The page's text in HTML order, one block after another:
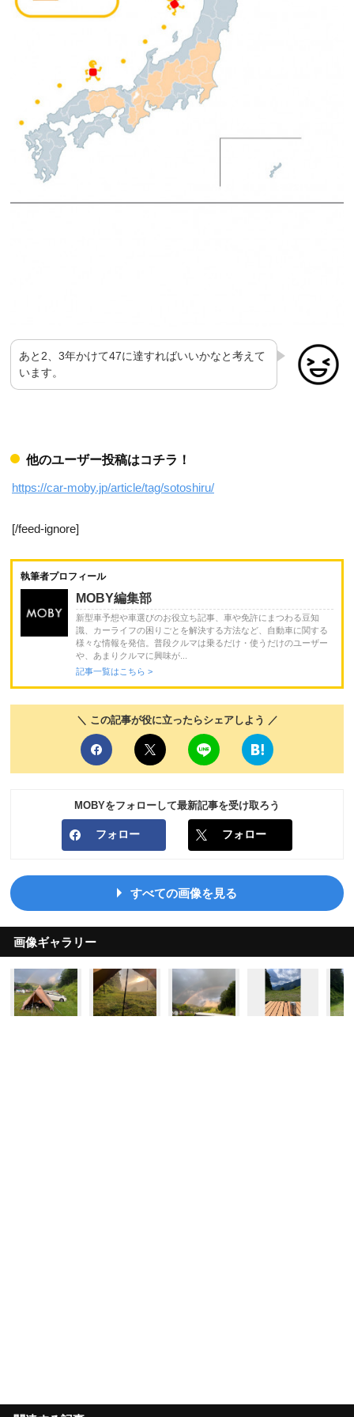
あと2、3年かけて47に達すればいいかなと考えて
います。
他のユーザー投稿はコチラ！
https://car-moby.jp/article/tag/sotoshiru/
[/feed-ignore]
執筆者プロフィール
MOBY編集部
新型車予想や車選びのお役立ち記事、車や免許にまつわる豆知
識、カーライフの困りごとを解決する方法など、自動車に関する
様々な情報を発信。普段クルマは乗るだけ・使うだけのユーザー
や、あまりクルマに興味が...
記事一覧はこちら >
＼ この記事が役に立ったらシェアしよう ／
MOBYをフォローして最新記事を受け取ろう
フォロー フォロー
すべての画像を見る
画像ギャラリー